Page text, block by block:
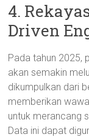
4.
Driven
Pada tahun 2025,
akan semakin
dikumpulkan dari
memberikan
untuk merancang
Data ini dapat